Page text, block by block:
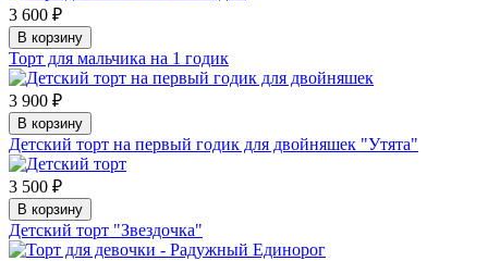
3 600 ₽
В корзину
Торт для мальчика на 1 годик
3 900 ₽
В корзину
Детский торт на первый годик для двойняшек "Утята"
3 500 ₽
В корзину
Детский торт "Звездочка"